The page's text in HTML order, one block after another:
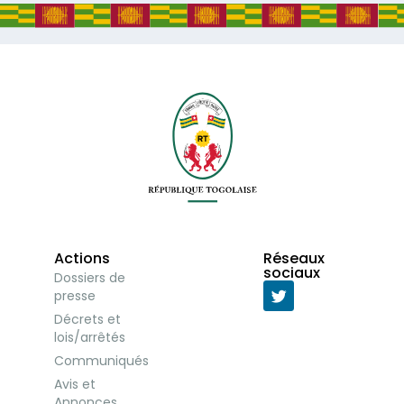
Actions
Dossiers de
presse
Décrets et
lois/arrêtés
Communiqués
Avis et
Réseaux
sociaux